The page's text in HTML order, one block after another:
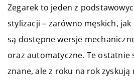
Zegarek to jeden z
stylizacji – zarówno męskich,
są dostępne wersje
oraz automatyczne. Te ostatnie
znane, ale z roku na rok